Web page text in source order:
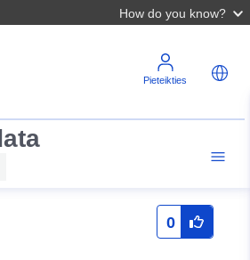
How do you know?
Pieteikties
0